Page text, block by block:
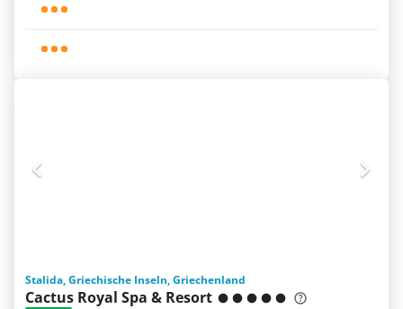
Stalida, Griechische Inseln, Griechenland
Cactus Royal Spa & Resort